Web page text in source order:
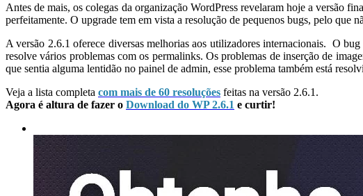
Antes de mais, os colegas da organização WordPress revelaram hoje a versão
perfeitamente. O upgrade tem em vista a resolução de pequenos bugs, pelo que
A versão 2.6.1 oferece diversas melhorias aos utilizadores internacionais. O bug
resolve vários problemas com os permalinks. Os problemas de inserção de
que sentia alguma lentidão no painel de admin, esse problema também está
Veja a lista completa com mais de 60 resoluções feitas na versão 2.6.1.
Agora é altura de fazer o Download do WP 2.6.1 e curtir!